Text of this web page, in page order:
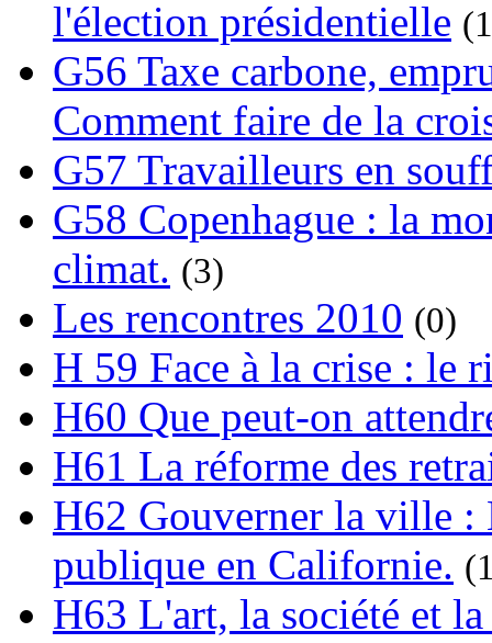
l'élection présidentielle
G56 Taxe carbone,
Comment faire de la
G57 Travailleurs en
G58 Copenhague : la
climat. (3)
Les rencontres 2010 (0)
H 59 Face à la crise : le
H60 Que peut-on
H61 La réforme des
H62 Gouverner la ville :
publique en Californie.
H63 L'art, la société et